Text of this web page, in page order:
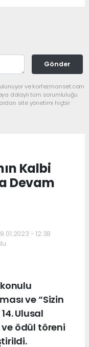
Gönder
ve korfezmanset.com
dolaylı tüm sorumluluğu
site yönetimi hiçbir
Kalbi
Devam
- 12:38
ve “Sizin
Ulusal
ve ödül töreni